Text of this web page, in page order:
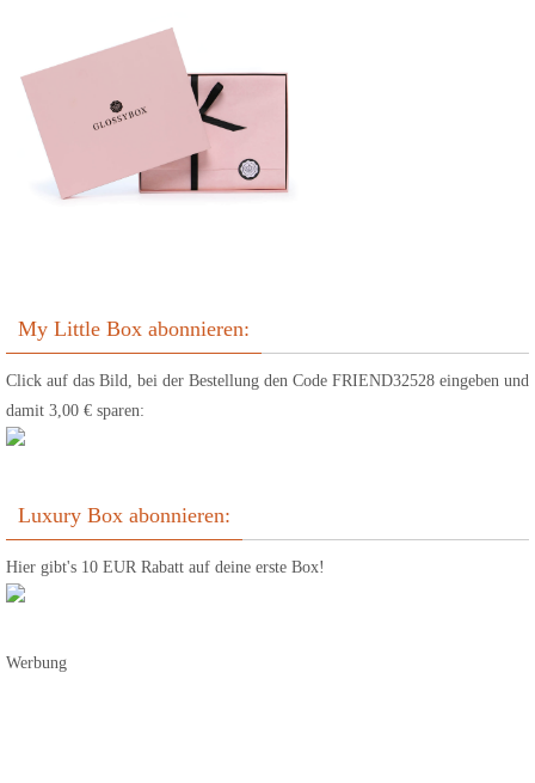
My Little Box abonnieren:
Click auf das Bild, bei der Bestellung den Code FRIEND32528 eingeben und
damit 3,00 € sparen:
Luxury Box abonnieren:
Hier gibt's 10 EUR Rabatt auf deine erste Box!
Werbung